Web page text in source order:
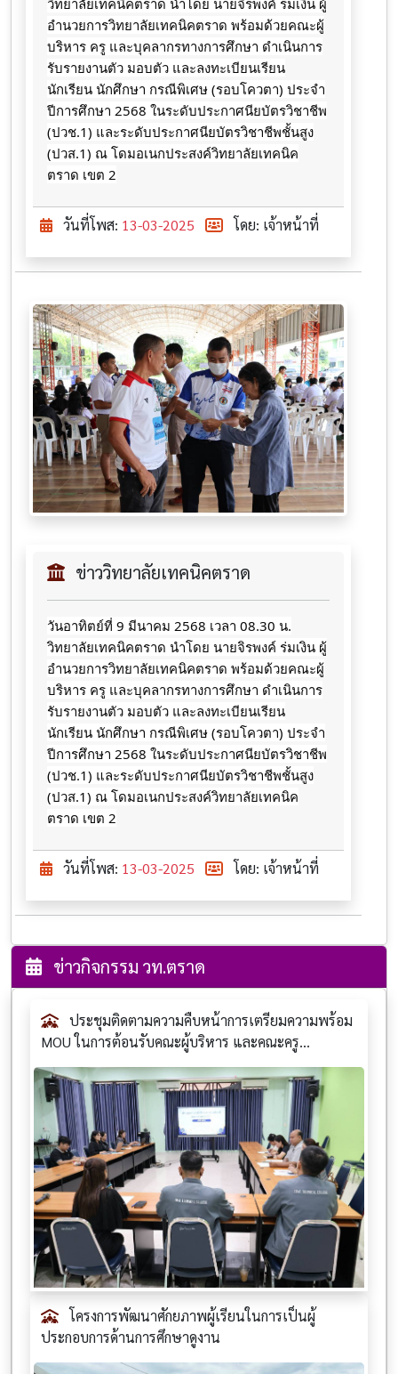
วิทยาลัยเทคนิคตราด นำโดย นายจิรพงค์ ร่มเงิน ผู้
อำนวยการวิทยาลัยเทคนิคตราด พร้อมด้วยคณะผู้
บริหาร ครู และบุคลากรทางการศึกษา ดำเนินการ
รับรายงานตัว มอบตัว และลงทะเบียนเรียน
นักเรียน นักศึกษา กรณีพิเศษ (รอบโควตา) ประจำ
ปีการศึกษา 2568 ในระดับประกาศนียบัตรวิชาชีพ
(ปวช.1) และระดับประกาศนียบัตรวิชาชีพชั้นสูง
(ปวส.1) ณ โดมอเนกประสงค์วิทยาลัยเทคนิค
ตราด เขต 2
วันที่โพส: 13-03-2025 โดย: เจ้าหน้าที่
ข่าววิทยาลัยเทคนิคตราด
วันอาทิตย์ที่ 9 มีนาคม 2568 เวลา 08.30 น.
วิทยาลัยเทคนิคตราด นำโดย นายจิรพงค์ ร่มเงิน ผู้
อำนวยการวิทยาลัยเทคนิคตราด พร้อมด้วยคณะผู้
บริหาร ครู และบุคลากรทางการศึกษา ดำเนินการ
รับรายงานตัว มอบตัว และลงทะเบียนเรียน
นักเรียน นักศึกษา กรณีพิเศษ (รอบโควตา) ประจำ
ปีการศึกษา 2568 ในระดับประกาศนียบัตรวิชาชีพ
(ปวช.1) และระดับประกาศนียบัตรวิชาชีพชั้นสูง
(ปวส.1) ณ โดมอเนกประสงค์วิทยาลัยเทคนิค
ตราด เขต 2
วันที่โพส: 13-03-2025 โดย: เจ้าหน้าที่
ข่าวกิจกรรม วท.ตราด
ประชุมติดตามความคืบหน้าการเตรียมความพร้อม
MOU ในการต้อนรับคณะผู้บริหาร และคณะครู...
โครงการพัฒนาศักยภาพผู้เรียนในการเป็นผู้
ประกอบการด้านการศึกษาดูงาน